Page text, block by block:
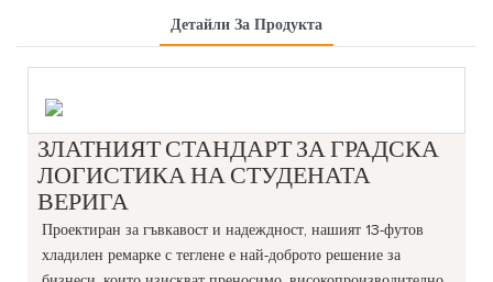
Детайли За Продукта
ЗЛАТНИЯТ СТАНДАРТ ЗА ГРАДСКА
ЛОГИСТИКА НА СТУДЕНАТА
ВЕРИГА
Проектиран за гъвкавост и надеждност, нашият 13-футов
хладилен ремарке с теглене е най-доброто решение за